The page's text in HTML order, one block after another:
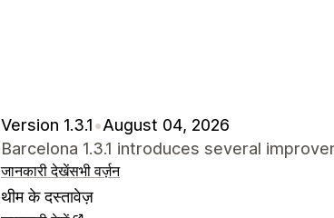
Version 1.3.1•August 04, 2026
Barcelona 1.3.1 introduces several
जानकारी देखेंसभी वर्ज़न
थीम के दस्तावेज़